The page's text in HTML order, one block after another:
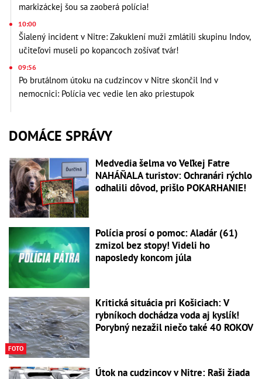
markizáckej šou sa zaoberá polícia!
10:00
Šialený incident v Nitre: Zakuklení muži zmlátili skupinu Indov,
učiteľovi museli po kopancoch zošívať tvár!
09:56
Po brutálnom útoku na cudzincov v Nitre skončil Ind v
nemocnici: Polícia vec vedie len ako priestupok
DOMÁCE SPRÁVY
Medvedia šelma vo Veľkej Fatre
NAHÁŇALA turistov: Ochranári rýchlo
odhalili dôvod, prišlo POKARHANIE!
Polícia prosí o pomoc: Aladár (61)
zmizol bez stopy! Videli ho
naposledy koncom júla
FOTO
Kritická situácia pri Košiciach: V
rybníkoch dochádza voda aj kyslík!
Porybný nezažil niečo také 40 ROKOV
Útok na cudzincov v Nitre: Raši žiada